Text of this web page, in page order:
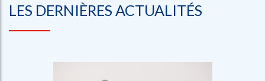
LES DERNIÈRES ACTUALITÉS